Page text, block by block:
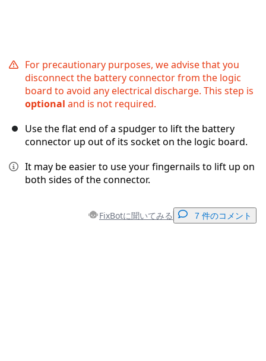
For precautionary purposes, we advise that you
disconnect the battery connector from the logic
board to avoid any electrical discharge. This step is
optional and is not required.
Use the flat end of a spudger to lift the battery
connector up out of its socket on the logic board.
It may be easier to use your fingernails to lift up on
both sides of the connector.
FixBotに聞いてみる 7 件のコメント